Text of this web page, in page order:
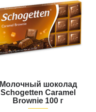
Молочный шоколад
Schogetten Caramel
Brownie 100 г